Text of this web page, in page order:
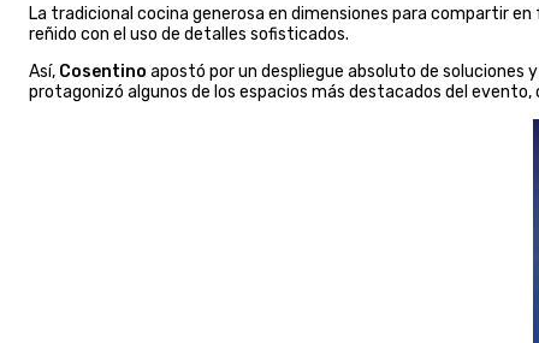
La tradicional cocina generosa en dimensiones para compartir
reñido con el uso de detalles sofisticados.
Así, Cosentino apostó por un despliegue absoluto de soluciones
protagonizó algunos de los espacios más destacados del